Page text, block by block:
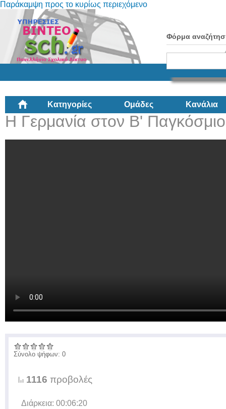
Παράκαμψη προς το κυρίως περιεχόμενο
Φόρμα
Κατηγορίες Ομάδες Κανάλια
Η Γερμανία στον B'
Σύνολο ψήφων: 0
1116 προβολές
Διάρκεια: 00:06:20